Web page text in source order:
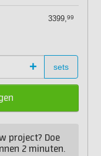
3399,99
+ sets
project? Doe
2 minuten.